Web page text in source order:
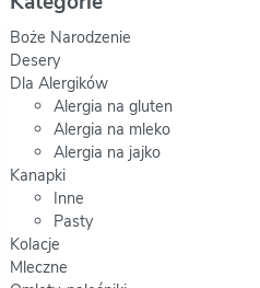
Boże Narodzenie
Desery
Dla Alergików
Alergia na gluten
Alergia na mleko
Alergia na jajko
Kanapki
Inne
Pasty
Kolacje
Mleczne